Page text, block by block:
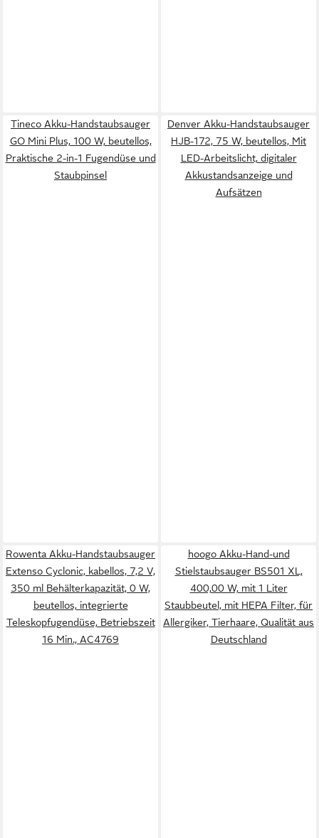
Tineco Akku-Handstaubsauger
GO Mini Plus, 100 W, beutellos,
Praktische 2-in-1 Fugendüse und
Staubpinsel
Denver Akku-Handstaubsauger
HJB-172, 75 W, beutellos, Mit
LED-Arbeitslicht, digitaler
Akkustandsanzeige und
Aufsätzen
Rowenta Akku-Handstaubsauger
Extenso Cyclonic, kabellos, 7,2 V,
350 ml Behälterkapazität, 0 W,
beutellos, integrierte
Teleskopfugendüse, Betriebszeit
16 Min., AC4769
hoogo Akku-Hand-und
Stielstaubsauger BS501 XL,
400,00 W, mit 1 Liter
Staubbeutel, mit HEPA Filter, für
Allergiker, Tierhaare, Qualität aus
Deutschland